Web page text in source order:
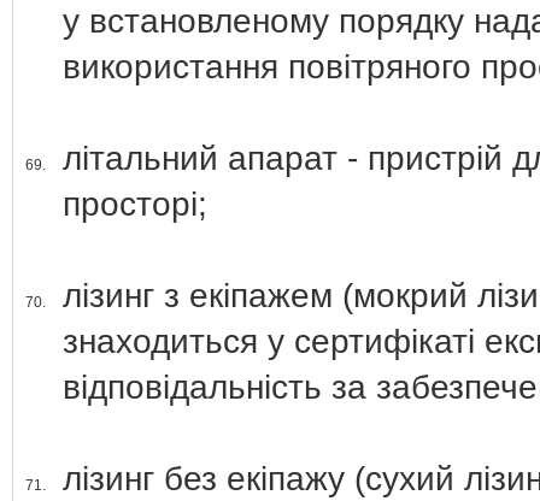
у встановленому порядку
використання повітряного
69.
літальний апарат - пристрій
просторі;
70.
лізинг з екіпажем (мокрий
знаходиться у сертифікаті
відповідальність за
71.
лізинг без екіпажу (сухий